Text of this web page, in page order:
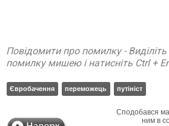
Повідомити про помилку -
помилку мишею і натисніть Ctrl +
Євробачення переможець путініст
Сподобався
ним в